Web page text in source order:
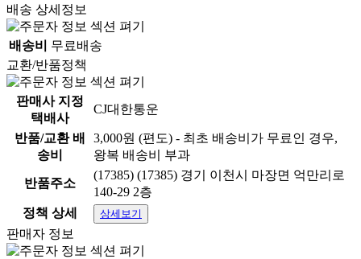
배송 상세정보
배송비
무료배송
교환/반품정책
판매사 지정
택배사
CJ대한통운
반품/교환 배
송비
3,000원 (편도) - 최초 배송비가 무료인 경우,
왕복 배송비 부과
반품주소
(17385) (17385) 경기 이천시 마장면 억만리로
140-29 2층
정책 상세
상세보기
판매자 정보